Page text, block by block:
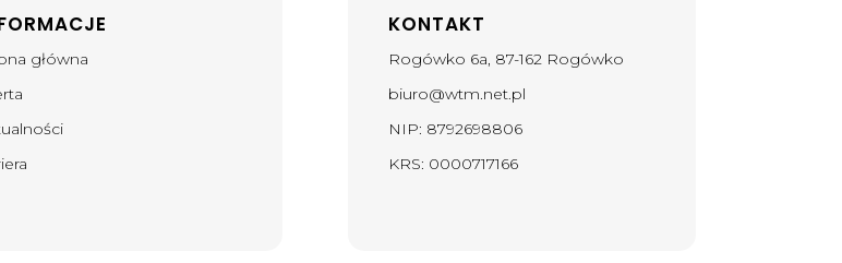
główna
KONTAKT
Rogówko 6a, 87-162 Rogówko
biuro@wtm.net.pl
NIP: 8792698806
KRS: 0000717166